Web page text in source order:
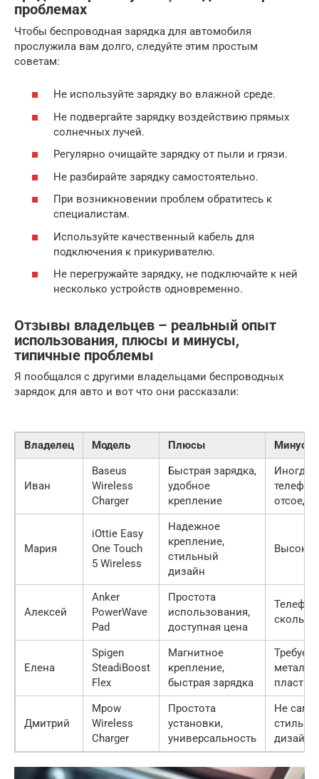
проблемах
Чтобы беспроводная зарядка для автомобиля
прослужила вам долго, следуйте этим простым
советам:
Не используйте зарядку во влажной среде.
Не подвергайте зарядку воздействию прямых
солнечных лучей.
Регулярно очищайте зарядку от пыли и грязи.
Не разбирайте зарядку самостоятельно.
При возникновении проблем обратитесь к
специалистам.
Используйте качественный кабель для
подключения к прикуривателю.
Не перегружайте зарядку, не подключайте к ней
несколько устройств одновременно.
Отзывы владельцев – реальный опыт
использования, плюсы и минусы,
типичные проблемы
Я пообщался с другими владельцами беспроводных
зарядок для авто и вот что они рассказали:
Владелец Модель Плюсы Минусы
Иван
Baseus
Wireless
Charger
Быстрая зарядка,
удобное
крепление
Иногда
телефон
Мария
iOttie Easy
One Touch
5 Wireless
Надежное
крепление,
стильный
дизайн
Алексей
Anker
PowerWave
Pad
Простота
использования,
доступная цена
Телефон
Елена
Spigen
SteadiBoost
Flex
Магнитное
крепление,
быстрая зарядка
Дмитрий
Mpow
Wireless
Charger
Простота
установки,
универсальность
Не
дизайн